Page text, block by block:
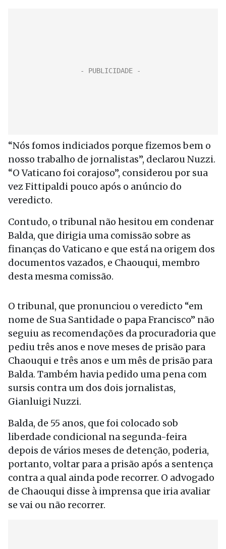
“Nós fomos indiciados porque fizemos bem o
nosso trabalho de jornalistas”, declarou Nuzzi.
“O Vaticano foi corajoso”, considerou por sua
vez Fittipaldi pouco após o anúncio do
veredicto.
Contudo, o tribunal não hesitou em condenar
Balda, que dirigia uma comissão sobre as
finanças do Vaticano e que está na origem dos
documentos vazados, e Chaouqui, membro
desta mesma comissão.
O tribunal, que pronunciou o veredicto “em
nome de Sua Santidade o papa Francisco” não
seguiu as recomendações da procuradoria que
pediu três anos e nove meses de prisão para
Chaouqui e três anos e um mês de prisão para
Balda. Também havia pedido uma pena com
sursis contra um dos dois jornalistas,
Gianluigi Nuzzi.
Balda, de 55 anos, que foi colocado sob
liberdade condicional na segunda-feira
depois de vários meses de detenção, poderia,
portanto, voltar para a prisão após a sentença
contra a qual ainda pode recorrer. O advogado
de Chaouqui disse à imprensa que iria avaliar
se vai ou não recorrer.